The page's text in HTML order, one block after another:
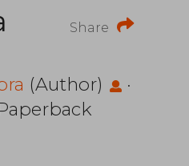
Share
(Author)
·